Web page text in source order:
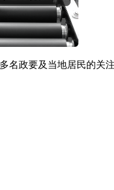
政要及当地居民的关